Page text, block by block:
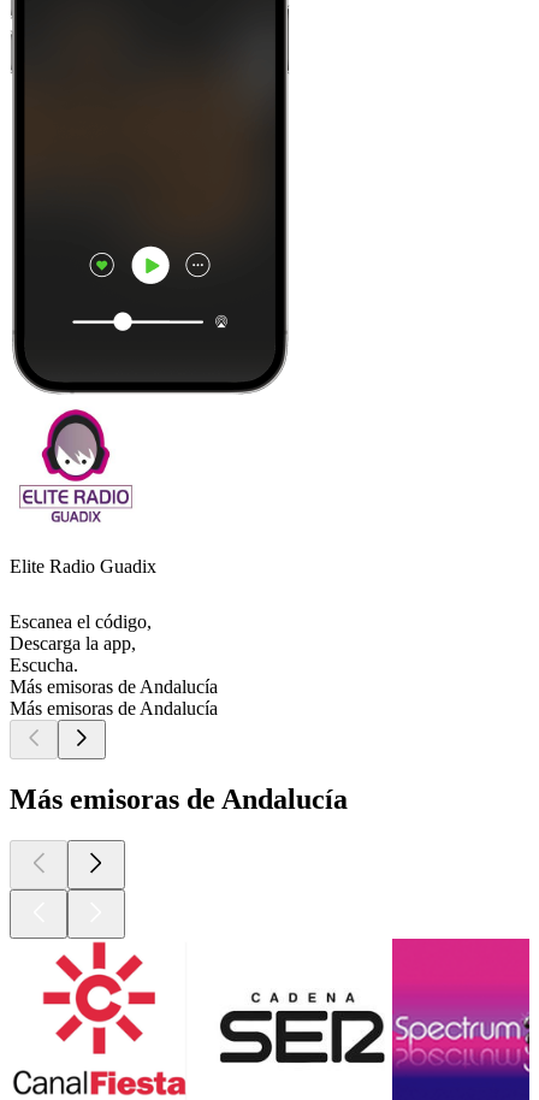
Elite Radio Guadix
Escanea el código,
Descarga la app,
Escucha.
Más emisoras de Andalucía
Más emisoras de Andalucía
Más emisoras de Andalucía